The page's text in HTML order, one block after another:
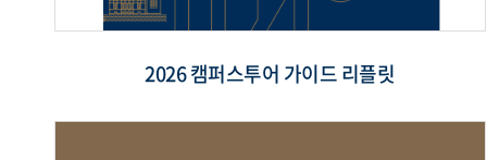
2026 캠퍼스투어 가이드 리플릿